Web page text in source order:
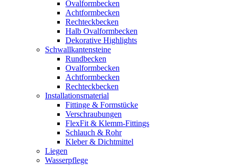
Ovalformbecken
Achtformbecken
Rechteckbecken
Halb Ovalformbecken
Dekorative Highlights
Schwallkantensteine
Rundbecken
Ovalformbecken
Achtformbecken
Rechteckbecken
Installationsmaterial
Fittinge & Formstücke
Verschraubungen
FlexFit & Klemm-Fittings
Schlauch & Rohr
Kleber & Dichtmittel
Liegen
Wasserpflege